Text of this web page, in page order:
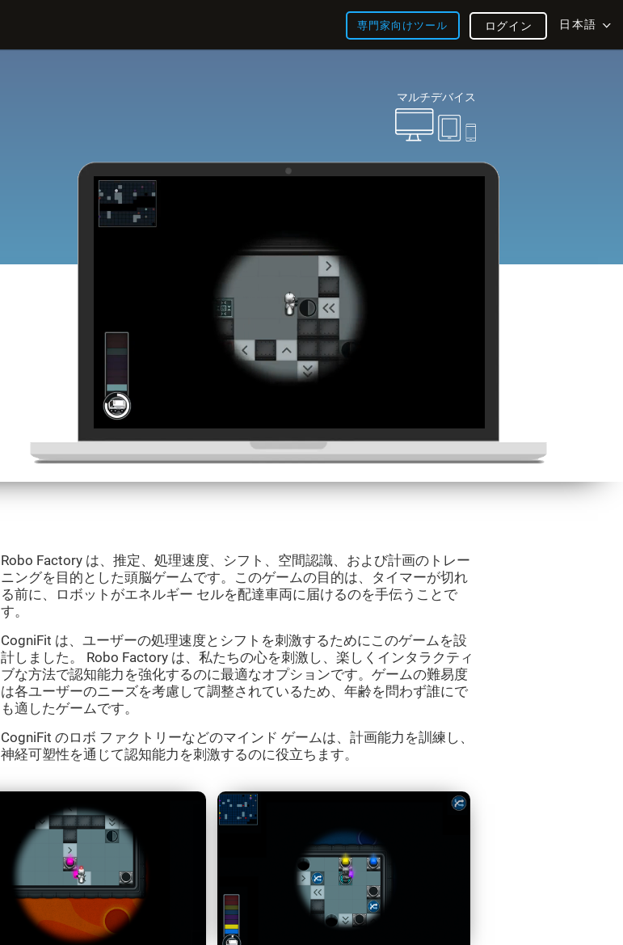
専門家向けツール 日本語
ログイン
マルチデバイス
Robo Factory は、推定、処理速度、シフト、空間認識、および計画のトレー
ニングを目的とした頭脳ゲームです。このゲームの目的は、タイマーが切れ
る前に、ロボットがエネルギー セルを配達車両に届けるのを手伝うことで
す。
CogniFit は、ユーザーの処理速度とシフトを刺激するためにこのゲームを設
計しました。 Robo Factory は、私たちの心を刺激し、楽しくインタラクティ
ブな方法で認知能力を強化するのに最適なオプションです。ゲームの難易度
は各ユーザーのニーズを考慮して調整されているため、年齢を問わず誰にで
も適したゲームです。
CogniFit のロボ ファクトリーなどのマインド ゲームは、計画能力を訓練し、
神経可塑性を通じて認知能力を刺激するのに役立ちます。